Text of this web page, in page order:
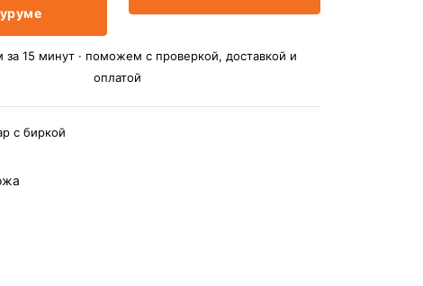
15 минут · поможем с проверкой, доставкой и
оплатой
с биркой